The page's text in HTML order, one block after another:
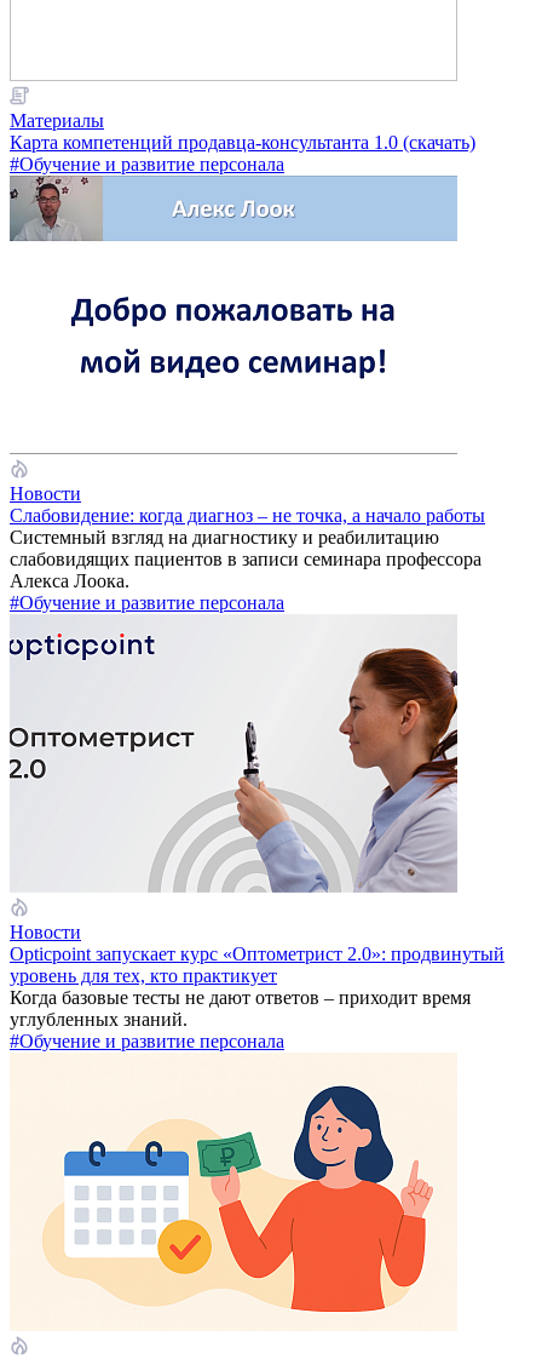
Материалы
Карта компетенций продавца-консультанта 1.0 (скачать)
#Обучение и развитие персонала
Новости
Слабовидение: когда диагноз – не точка, а начало работы
Системный взгляд на диагностику и реабилитацию
слабовидящих пациентов в записи семинара профессора
Алекса Лоока.
#Обучение и развитие персонала
Новости
Opticpoint запускает курс «Оптометрист 2.0»: продвинутый
уровень для тех, кто практикует
Когда базовые тесты не дают ответов – приходит время
углубленных знаний.
#Обучение и развитие персонала